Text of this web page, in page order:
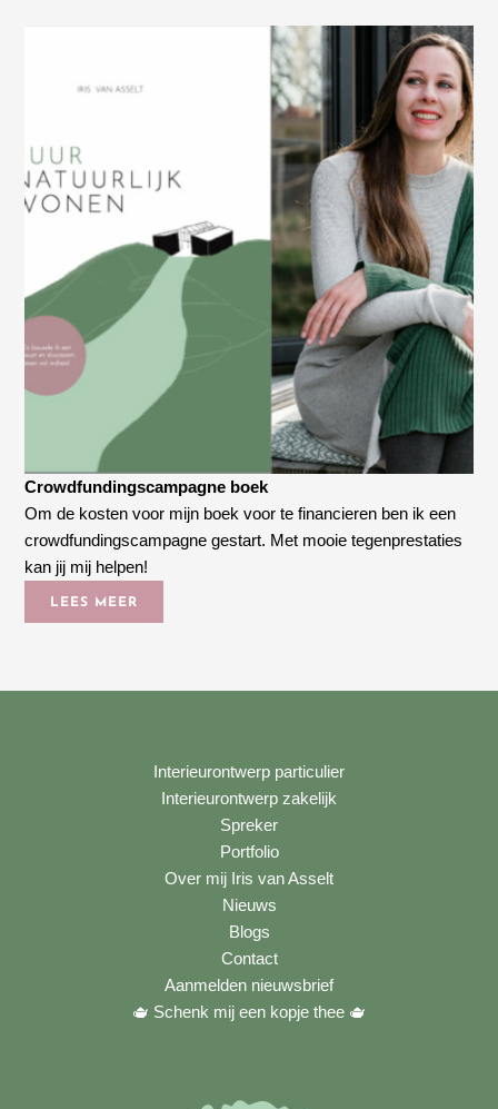
Crowdfundingscampagne boek
Om de kosten voor mijn boek voor te financieren ben ik een
crowdfundingscampagne gestart. Met mooie tegenprestaties
kan jij mij helpen!
LEES MEER
Interieurontwerp particulier
Interieurontwerp zakelijk
Spreker
Portfolio
Over mij Iris van Asselt
Nieuws
Blogs
Contact
Aanmelden nieuwsbrief
🫖 Schenk mij een kopje thee 🫖